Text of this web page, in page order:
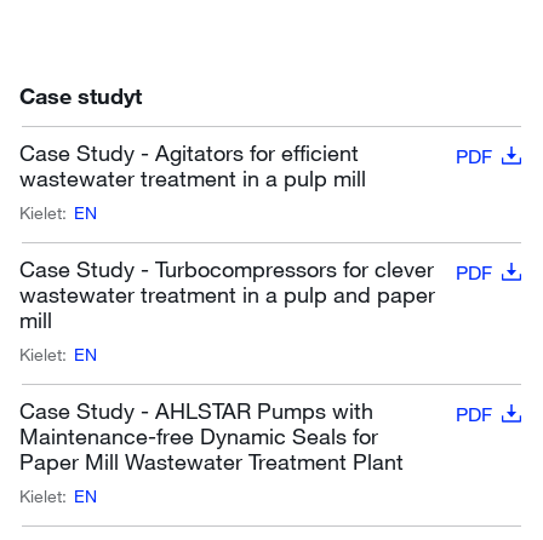
Case studyt
Case Study - Agitators for efficient
wastewater treatment in a pulp mill
PDF
Kielet: EN
Case Study - Turbocompressors for clever
wastewater treatment in a pulp and paper
mill
PDF
Kielet: EN
Case Study - AHLSTAR Pumps with
Maintenance-free Dynamic Seals for
Paper Mill Wastewater Treatment Plant
PDF
Kielet: EN